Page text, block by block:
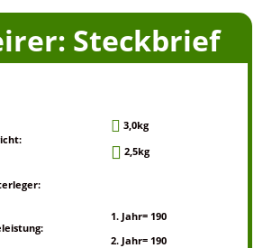
Steckbrief
3,0kg
2,5kg
1. Jahr= 190
2. Jahr= 190